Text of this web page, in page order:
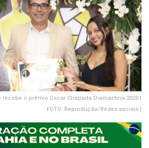
recebe o prêmio Oscar Chapada Diamantina 2025 |
FOTO: Reprodução/Redes sociais |